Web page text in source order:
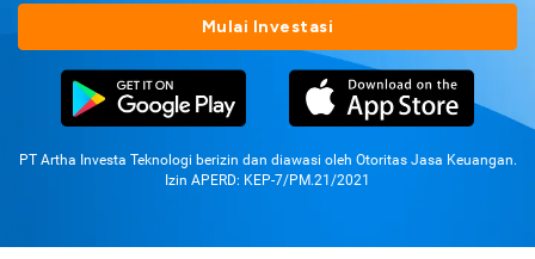
Mulai Investasi
PT Artha Investa Teknologi berizin dan diawasi oleh Otoritas Jasa Keuangan.
Izin APERD: KEP-7/PM.21/2021